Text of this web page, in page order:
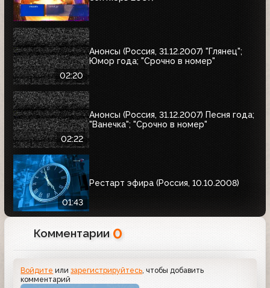
02:20
Анонсы (Россия, 31.12.2007) "Глянец";
Юмор года; "Срочно в номер"
02:22
Анонсы (Россия, 31.12.2007) Песня года;
"Ванечка"; "Срочно в номер"
01:43
Рестарт эфира (Россия, 10.10.2008)
Комментарии 0
Войдите илизарегистрируйтесь , чтобы добавить
комментарий